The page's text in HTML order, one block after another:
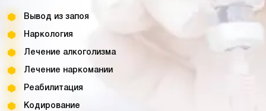
Вывод из запоя
Наркология
Лечение алкоголизма
Лечение наркомании
Реабилитация
Кодирование